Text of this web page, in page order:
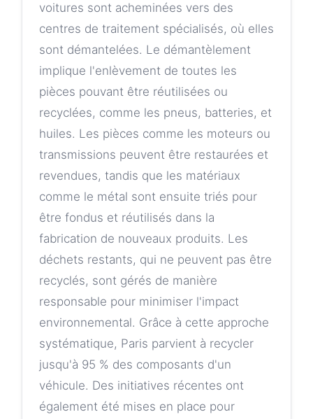
voitures sont acheminées vers des
centres de traitement spécialisés, où elles
sont démantelées. Le démantèlement
implique l'enlèvement de toutes les
pièces pouvant être réutilisées ou
recyclées, comme les pneus, batteries, et
huiles. Les pièces comme les moteurs ou
transmissions peuvent être restaurées et
revendues, tandis que les matériaux
comme le métal sont ensuite triés pour
être fondus et réutilisés dans la
fabrication de nouveaux produits. Les
déchets restants, qui ne peuvent pas être
recyclés, sont gérés de manière
responsable pour minimiser l'impact
environnemental. Grâce à cette approche
systématique, Paris parvient à recycler
jusqu'à 95 % des composants d'un
véhicule. Des initiatives récentes ont
également été mises en place pour